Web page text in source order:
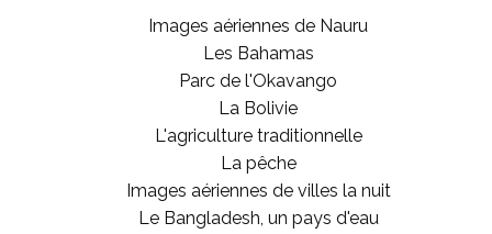
Images aériennes de Nauru
Les Bahamas
Parc de l'Okavango
La Bolivie
L'agriculture traditionnelle
La pêche
Images aériennes de villes la nuit
Le Bangladesh, un pays d'eau